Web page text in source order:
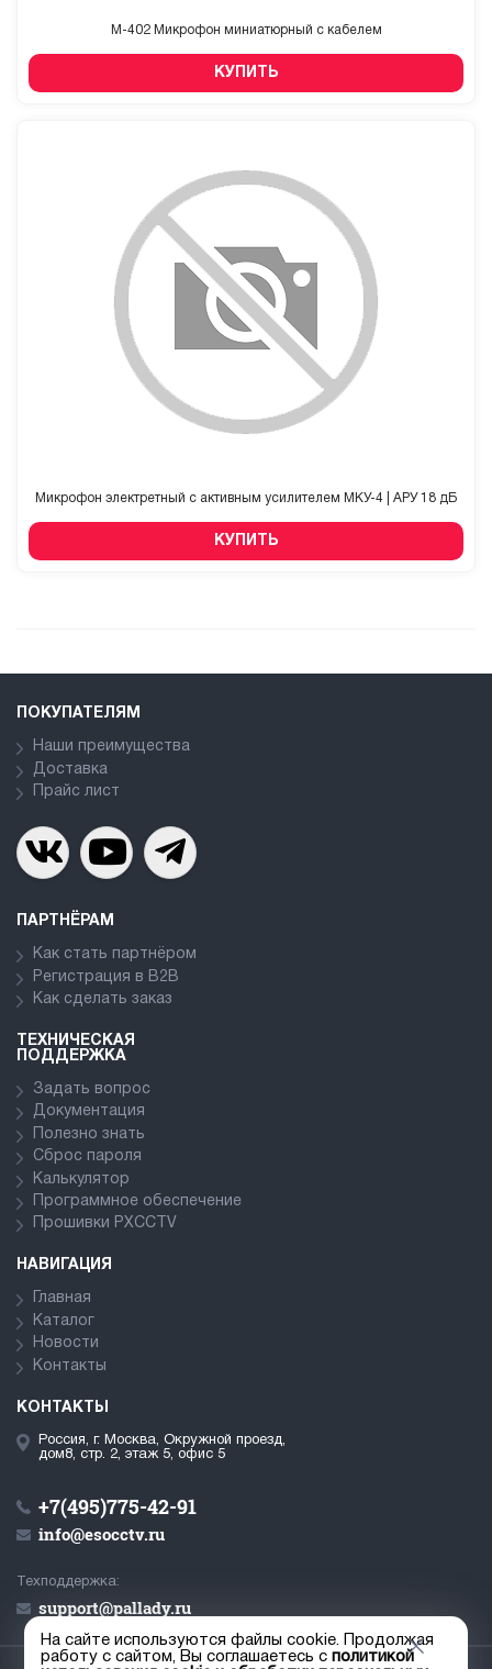
M-402 Микрофон миниатюрный с кабелем
КУПИТЬ
Микрофон электретный с активным усилителем МКУ-4 | АРУ 18 дБ
КУПИТЬ
ПОКУПАТЕЛЯМ
Наши преимущества
Доставка
Прайс лист
ПАРТНЁРАМ
Как стать партнёром
Регистрация в В2В
Как сделать заказ
ТЕХНИЧЕСКАЯ
ПОДДЕРЖКА
Задать вопрос
Документация
Полезно знать
Сброс пароля
Калькулятор
Программное обеспечение
Прошивки PXCCTV
НАВИГАЦИЯ
Главная
Каталог
Новости
Контакты
КОНТАКТЫ
Россия, г. Москва, Окружной проезд,
дом8, стр. 2, этаж 5, офис 5
+7(495)775-42-91
info@esocctv.ru
Техподдержка:
support@pallady.ru
На сайте используются файлы cookie. Продолжая
работу с сайтом, Вы соглашаетесь сполитикой